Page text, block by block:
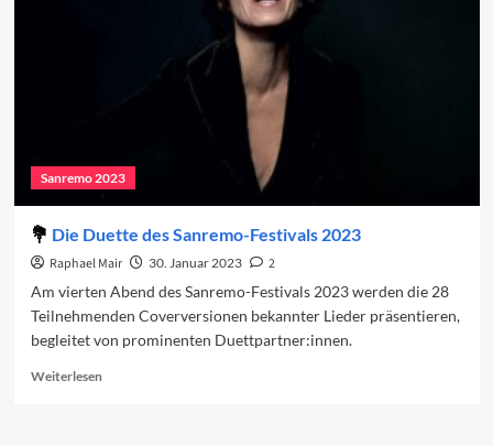
Sanremo 2023
Die Duette des Sanremo-Festivals 2023
Raphael Mair 30. Januar 2023
2
Am vierten Abend des Sanremo-Festivals 2023 werden die 28
Teilnehmenden Coverversionen bekannter Lieder präsentieren,
begleitet von prominenten Duettpartner:innen.
WeiterlesenRead